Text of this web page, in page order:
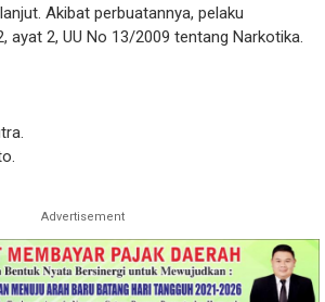
Akibat perbuatannya, pelaku
ayat 2, UU No 13/2009 tentang Narkotika.
Advertisement